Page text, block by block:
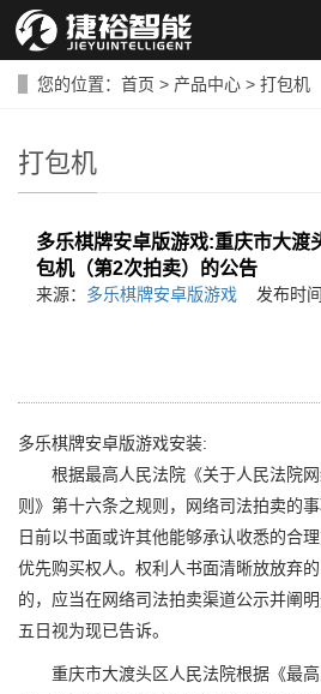
您的位置： 首页 > 产品中心 > 打包机
打包机
多乐棋牌安卓版游戏:重庆市大渡
包机（第2次拍卖）的公告
来源： 多乐棋牌安卓版游戏 发布时
多乐棋牌安卓版游戏安装:
根据最高人民法院《关于人民法院网
则》第十六条之规则，网络司法拍卖的
日前以书面或许其他能够承认收悉的合
优先购买权人。权利人书面清晰放放弃
的，应当在网络司法拍卖渠道公示并阐
五日视为现已告诉。
重庆市大渡头区人民法院根据《最高